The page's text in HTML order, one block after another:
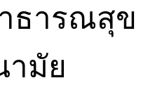
ธารณสุข
ามัย